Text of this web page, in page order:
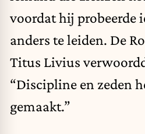
voordat hij probeerde
anders te leiden. De
Titus Livius
“Discipline en zeden
gemaakt.”